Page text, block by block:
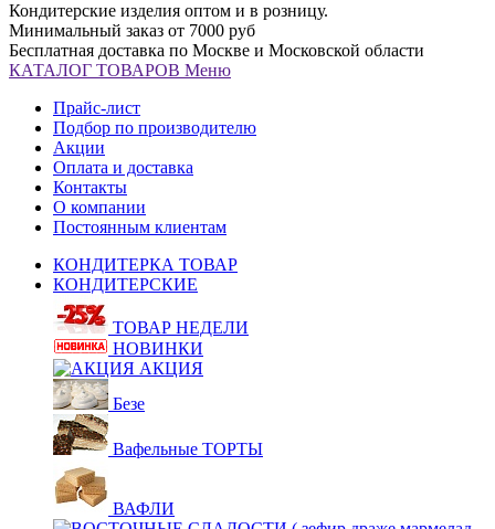
Кондитерские изделия оптом и в розницу.
Минимальный заказ от 7000 руб
Бесплатная доставка по Москве и Московской области
КАТАЛОГ ТОВАРОВ Меню
Прайс-лист
Подбор по производителю
Акции
Оплата и доставка
Контакты
О компании
Постоянным клиентам
КОНДИТЕРКА ТОВАР
КОНДИТЕРСКИЕ
ТОВАР НЕДЕЛИ
НОВИНКИ
АКЦИЯ
Безе
Вафельные ТОРТЫ
ВАФЛИ